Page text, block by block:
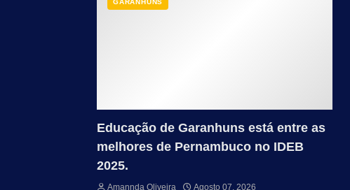
GARANHUNS
Educação de Garanhuns está entre as
melhores de Pernambuco no IDEB
2025.
Amannda Oliveira Agosto 07, 2026